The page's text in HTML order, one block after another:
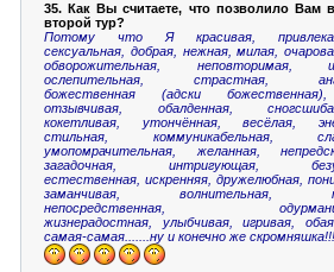
35. Как Вы считаете, что позволило Вам
второй тур?
Потому что Я красивая,
сексуальная, добрая, нежная, милая,
обворожительная, неповторимая,
ослепительная, страстная,
божественная (адски
отзывчивая, обалденная,
кокетливая, утончённая, весёлая,
стильная, коммуникабельная,
умопомрачительная, желанная,
загадочная, интригующая,
естественная, искренняя, дружелюбная,
заманчивая, волнительная,
непосредственная,
жизнерадостная, улыбчивая, игривая,
самая-самая.......ну и конечно же скромняшка!!!